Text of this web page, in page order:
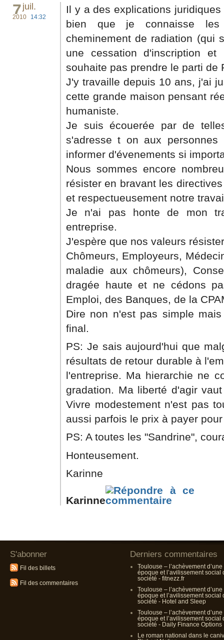
7juil.
2010 14:32
Il y a des explications
bien que je connaisse
cheminement de radiation (qui
une cessation d'inscription
souhaite pas prendre le parti de
J'y travaille depuis 10 ans, j'ai
cette grande maison pensant
humaniste.
Je suis écouerée par de
s'adresse t on aux
informer d'évenements si
Nous sommes encore
résister en bravant les
et respectueusement notre
Je n'ai pas honte de mon
entreprise.
J'espère que nos valeurs
Chômeurs, Employeurs,
maladie aux chômeurs),
dragée haute et ne cédons
Emploi, des Banques, de la
Dire non n'est pas simple
final.
PS: Je sais aujourd'hui que
résultats de retour durable à
l'entreprise. Ma hierarchie ne
gradation. Ma liberté d'agir
Vivre modestement n'est pas
aussi parfois le prix à payer
PS: A toutes les "Sandrine",
Honteusement.
Karinne
Karinne
S'abonner
Fil des billets
Fil des commentaires
Derniers commentaires
Toulouse – l’achèvement d’une
époque et l’avilissement social
société - fitnezz.fr
Toulouse – l’achèvement d’une
époque et l’avilissement social
société - Hotel and Sleep
Toulouse – l’achèvement d’une
époque et l’avilissement social
société - Daily Finance Options
Le roman national dans le